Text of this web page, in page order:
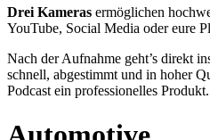
Drei Kameras ermöglichen
YouTube, Social Media oder eure
Nach der Aufnahme geht’s direkt
schnell, abgestimmt und in hoher
Podcast ein professionelles Produkt.